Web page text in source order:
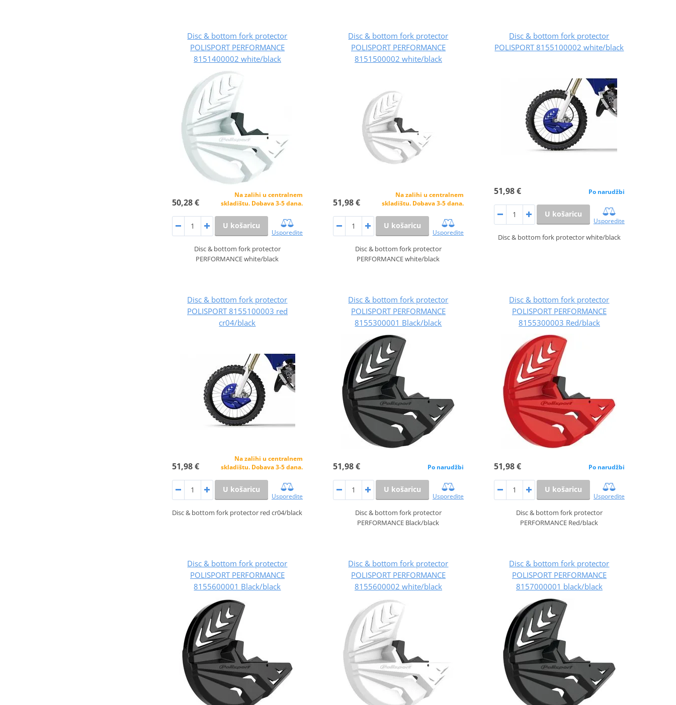
Disc & bottom fork protector
POLISPORT PERFORMANCE
8151400002 white/black
50,28 €
Na zalihi u centralnem
skladištu. Dobava 3-5 dana.
U košaricu
Usporedite
Disc & bottom fork protector
PERFORMANCE white/black
Disc & bottom fork protector
POLISPORT PERFORMANCE
8151500002 white/black
51,98 €
Na zalihi u centralnem
skladištu. Dobava 3-5 dana.
U košaricu
Usporedite
Disc & bottom fork protector
PERFORMANCE white/black
Disc & bottom fork protector
POLISPORT 8155100002 white/black
51,98 € Po narudžbi
U košaricu
Usporedite
Disc & bottom fork protector white/black
Disc & bottom fork protector
POLISPORT 8155100003 red
cr04/black
51,98 €
Na zalihi u centralnem
skladištu. Dobava 3-5 dana.
U košaricu
Usporedite
Disc & bottom fork protector red cr04/black
Disc & bottom fork protector
POLISPORT PERFORMANCE
8155300001 Black/black
51,98 € Po narudžbi
U košaricu
Usporedite
Disc & bottom fork protector
PERFORMANCE Black/black
Disc & bottom fork protector
POLISPORT PERFORMANCE
8155300003 Red/black
51,98 € Po narudžbi
U košaricu
Usporedite
Disc & bottom fork protector
PERFORMANCE Red/black
Disc & bottom fork protector
POLISPORT PERFORMANCE
8155600001 Black/black
Disc & bottom fork protector
POLISPORT PERFORMANCE
8155600002 white/black
Disc & bottom fork protector
POLISPORT PERFORMANCE
8157000001 black/black